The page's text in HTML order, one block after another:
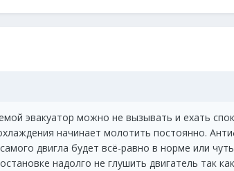
эвакуатор можно не вызывать и ехать
начинает молотить постоянно.
двигла будет всё-равно в норме или
надолго не глушить двигатель так